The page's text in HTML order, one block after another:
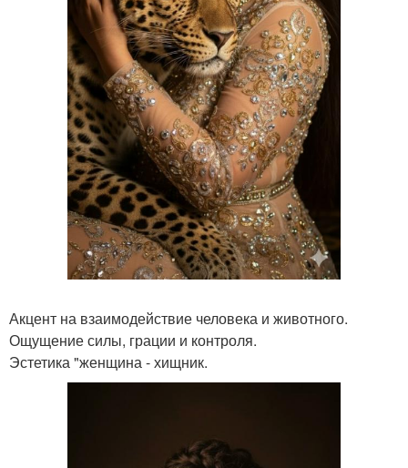
Акцент на взаимодействие человека и животного.
Ощущение силы, грации и контроля.
Эстетика "женщина - хищник.